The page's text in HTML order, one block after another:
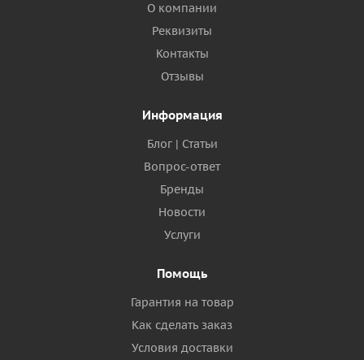
О компании
Реквизиты
Контакты
Отзывы
Информация
Блог | Статьи
Вопрос-ответ
Бренды
Новости
Услуги
Помощь
Гарантия на товар
Как сделать заказ
Условия доставки